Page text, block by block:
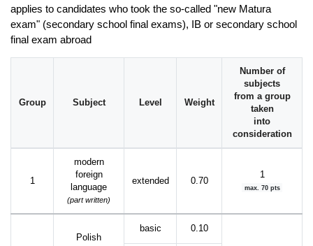
applies to candidates who took the so-called "new Matura
exam" (secondary school final exams), IB or secondary school
final exam abroad
Group Subject Level Weight
Number of
subjects
from a group
taken
into
consideration
1
modern
foreign
language
(part written)
extended 0.70
1
max. 70 pts
Polish
basic 0.10